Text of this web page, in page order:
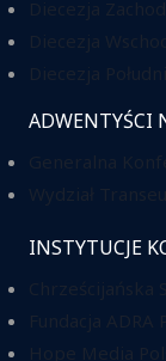
ADWENTYŚCI
INSTYTUCJE